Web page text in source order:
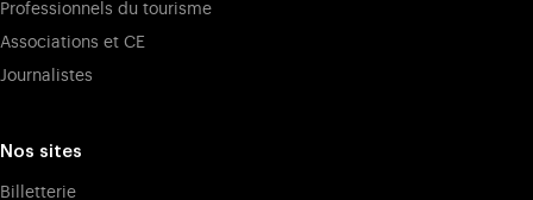
Professionnels du tourisme
Associations et CE
Journalistes
Nos sites
Billetterie